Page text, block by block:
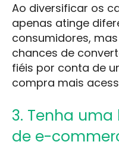
Ao diversificar os
apenas atinge
consumidores,
chances de
fiéis por conta de
compra mais
3. Tenha
de e-